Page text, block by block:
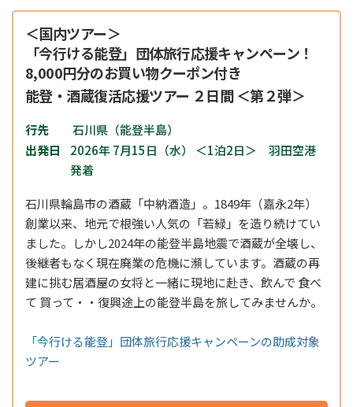
＜国内ツアー＞
「今行ける能登」団体旅行応援キャンペーン！
8,000円分のお買い物クーポン付き
能登・酒蔵復活応援ツアー ２日間 ＜第２弾＞
行先
石川県（能登半島）
出発日
2026年 7月15日（水） ＜1泊2日＞ 羽田空港
発着
石川県輪島市の酒蔵「中納酒造」。1849年（嘉永2年）
創業以来、地元で根強い人気の「若緑」を造り続けてい
ました。しかし2024年の能登半島地震で酒蔵が全壊し、
後継者もなく現在廃業の危機に瀕しています。酒蔵の再
建に挑む居酒屋の女将と一緒に現地に赴き、飲んで 食べ
て 買って・・復興途上の能登半島を旅してみませんか。
「今行ける能登」団体旅行応援キャンペーンの助成対象
ツアー